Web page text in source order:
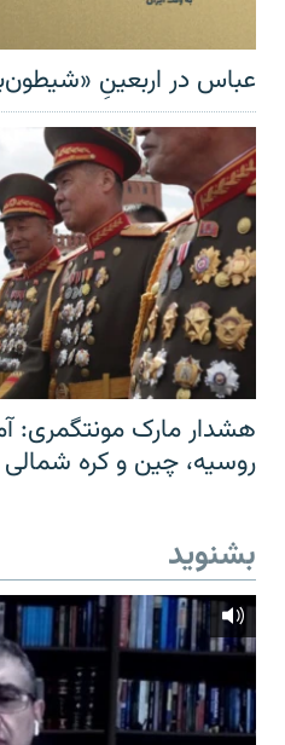
عباس در اربعینِ
هشدار مارک مونتگمری:
روسیه، چین و کره
بشنوید